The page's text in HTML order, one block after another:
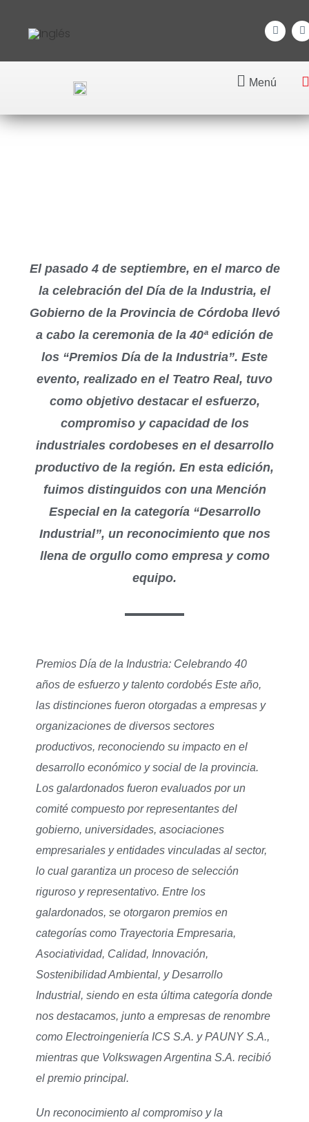
Menú
Premios Día de la Industria
El pasado 4 de septiembre, en el marco de
la celebración del Día de la Industria, el
Gobierno de la Provincia de Córdoba llevó
a cabo la ceremonia de la 40ª edición de
los “Premios Día de la Industria”. Este
evento, realizado en el Teatro Real, tuvo
como objetivo destacar el esfuerzo,
compromiso y capacidad de los
industriales cordobeses en el desarrollo
productivo de la región. En esta edición,
fuimos distinguidos con una Mención
Especial en la categoría “Desarrollo
Industrial”, un reconocimiento que nos
llena de orgullo como empresa y como
equipo.
Premios Día de la Industria: Celebrando 40
años de esfuerzo y talento cordobés Este año,
las distinciones fueron otorgadas a empresas y
organizaciones de diversos sectores
productivos, reconociendo su impacto en el
desarrollo económico y social de la provincia.
Los galardonados fueron evaluados por un
comité compuesto por representantes del
gobierno, universidades, asociaciones
empresariales y entidades vinculadas al sector,
lo cual garantiza un proceso de selección
riguroso y representativo. Entre los
galardonados, se otorgaron premios en
categorías como Trayectoria Empresaria,
Asociatividad, Calidad, Innovación,
Sostenibilidad Ambiental, y Desarrollo
Industrial, siendo en esta última categoría donde
nos destacamos, junto a empresas de renombre
como Electroingeniería ICS S.A. y PAUNY S.A.,
mientras que Volkswagen Argentina S.A. recibió
el premio principal.
Un reconocimiento al compromiso y la